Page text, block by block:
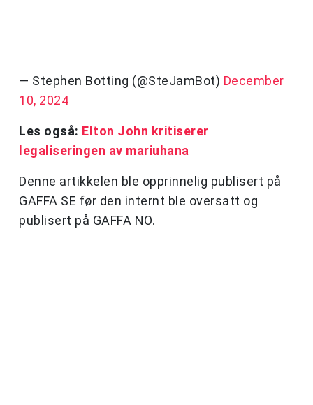
— Stephen Botting (@SteJamBot) December
10, 2024
Les også: Elton John kritiserer
legaliseringen av mariuhana
Denne artikkelen ble opprinnelig publisert på
GAFFA SE før den internt ble oversatt og
publisert på GAFFA NO.